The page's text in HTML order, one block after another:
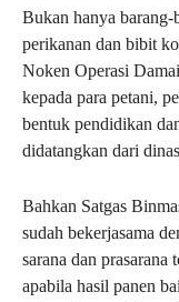
Bukan hanya barang-
perikanan dan bibit
Noken Operasi
kepada para petani,
bentuk pendidikan
didatangkan dari
Bahkan Satgas
sudah bekerjasama
sarana dan
apabila hasil panen